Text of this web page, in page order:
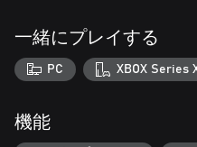
一緒にプレイする
PC XBOX Series
機能